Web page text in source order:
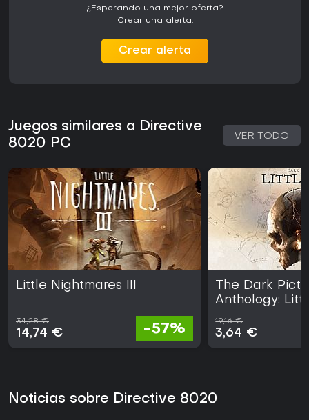
¿Esperando una mejor oferta?
Crear una alerta.
Crear alerta
Juegos similares a Directive
8020 PC
VER TODO
Little Nightmares III
34,28 €
14,74 € -57%
The Dark
Anthology:
19,16 €
3,64 €
Noticias sobre Directive 8020